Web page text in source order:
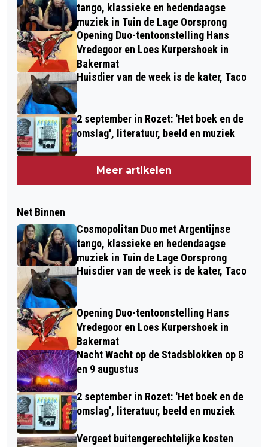
tango, klassieke en hedendaagse
muziek in Tuin de Lage Oorsprong
Opening Duo-tentoonstelling Hans
Vredegoor en Loes Kurpershoek in
Bakermat
Huisdier van de week is de kater, Taco
2 september in Rozet: 'Het boek en de
omslag', literatuur, beeld en muziek
Meer artikelen
Net Binnen
Cosmopolitan Duo met Argentijnse
tango, klassieke en hedendaagse
muziek in Tuin de Lage Oorsprong
Huisdier van de week is de kater, Taco
Opening Duo-tentoonstelling Hans
Vredegoor en Loes Kurpershoek in
Bakermat
Nacht Wacht op de Stadsblokken op 8
en 9 augustus
2 september in Rozet: 'Het boek en de
omslag', literatuur, beeld en muziek
Vergeet buitengerechtelijke kosten